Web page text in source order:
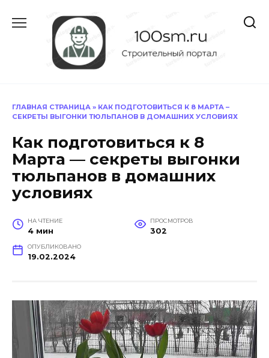
содержанию
ГЛАВНАЯ СТРАНИЦА » КАК ПОДГОТОВИТЬСЯ К 8 МАРТА –
СЕКРЕТЫ ВЫГОНКИ ТЮЛЬПАНОВ В ДОМАШНИХ УСЛОВИЯХ
Как подготовиться к 8
Марта — секреты выгонки
тюльпанов в домашних
условиях
НА ЧТЕНИЕ
4 мин
ПРОСМОТРОВ
302
ОПУБЛИКОВАНО
19.02.2024